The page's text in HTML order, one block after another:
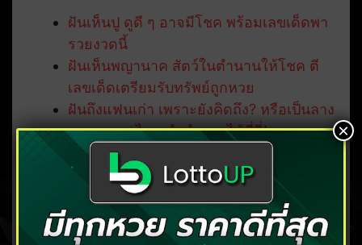
ฝันเห็นปู ดูดี ๆ อาจมีโชค พร้อมเลขเด็ดพา
รวยงวดนี้
ฝันเห็นพญานาค สัตว์ในตำนานให้โชค ตี
เลขเด็ดเตรียมรับทรัพย์ถูกหวย
ฝันถึงแฟนเก่า เพราะยังคิดถึง? หรือเป็นลาง
บอกเหตุอะไร ดูคำทำนายได้ที่นี่!
9 ต้นไม้มงคล ปลูกไว้เรียกทรัพย์ รับโชค
ฝันเห็นแมว แบบไหนจะได้โชค อ่านคำ
ทำนายแม่น ๆ พร้อมเลขเด็ด
×